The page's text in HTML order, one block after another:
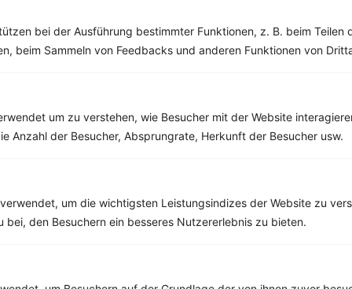
bei der Ausführung bestimmter Funktionen, z. B. beim Teilen
beim Sammeln von Feedbacks und anderen Funktionen von
um zu verstehen, wie Besucher mit der Website
Anzahl der Besucher, Absprungrate, Herkunft der Besucher usw.
um die wichtigsten Leistungsindizes der Website zu
bei, den Besuchern ein besseres Nutzererlebnis zu bieten.
Rotkohlsalat mit Mandarinen und Pinienkernen
Eiweiß:9 g
Kohlehydrate:46 g
Rezepte mit 600 bis 700 kcal